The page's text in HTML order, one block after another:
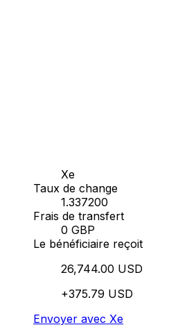
Xe
Taux de change
1.337200
Frais de transfert
0 GBP
Le bénéficiaire reçoit
26,744.00 USD
+375.79 USD
Envoyer avec Xe